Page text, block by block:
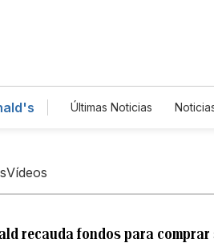
Últimas Noticias
Vídeos
recauda fondos para comprar